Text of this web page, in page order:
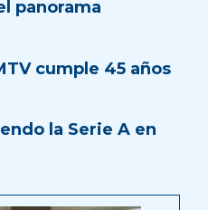
panorama
cumple 45 años
la Serie A en